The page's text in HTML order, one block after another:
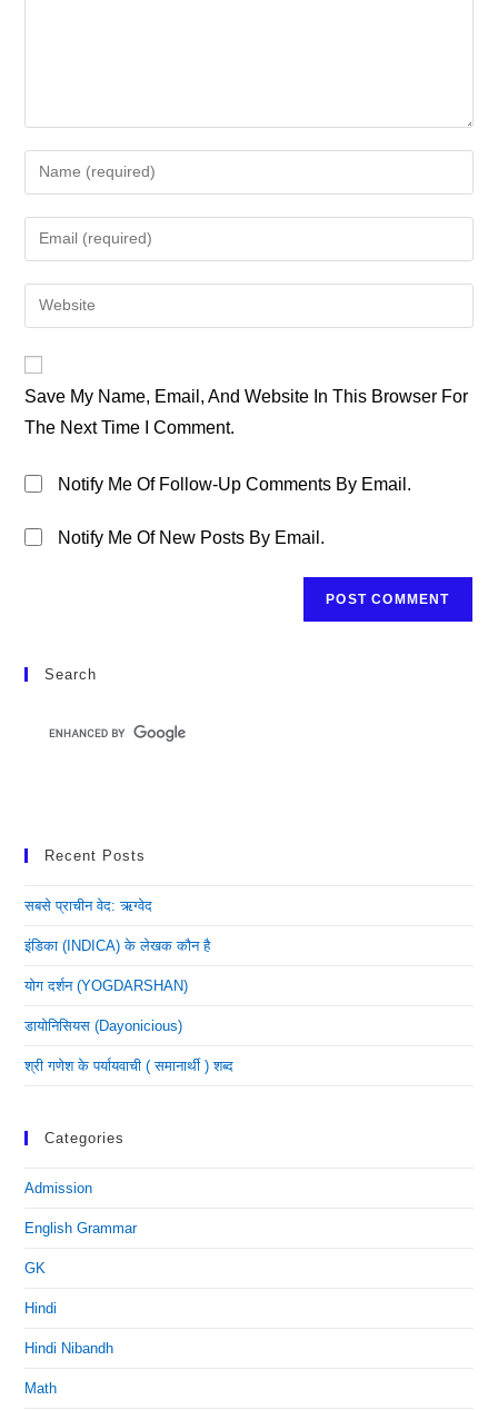
Enter
Your
Name
Or
To
Comment
Enter
Your
Email
Address
Enter
Your
URL
(optional)
Save My Name, Email, And Website In This Browser For
The Next Time I Comment.
Notify Me Of Follow-Up Comments By Email.
Notify Me Of New Posts By Email.
Search
Recent Posts
सबसे प्राचीन वेद: ऋग्वेद
इंडिका (INDICA) के लेखक कौन है
योग दर्शन (YOGDARSHAN)
डायोनिसियस (dayonicious)
श्री गणेश के पर्यायवाची ( समानार्थी ) शब्द
Categories
Admission
English Grammar
GK
Hindi
Hindi Nibandh
Math